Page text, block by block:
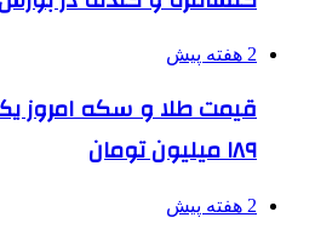
2 هفته پیش
قیمت طلا و سکه امروز
۱۸۹ میلیون تومان
2 هفته پیش